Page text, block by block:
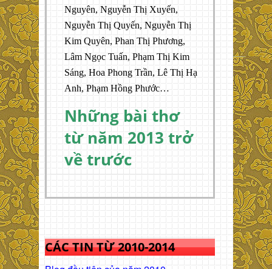
Nguyên, Nguyễn Thị Xuyến,
Nguyễn Thị Quyến, Nguyễn Thị
Kim Quyên, Phan Thị Phương,
Lâm Ngọc Tuấn, Phạm Thị Kim
Sáng, Hoa Phong Trần, Lê Thị Hạ
Anh, Phạm Hồng Phước…
Những bài thơ
từ năm 2013 trở
về trước
CÁC TIN TỪ 2010-2014